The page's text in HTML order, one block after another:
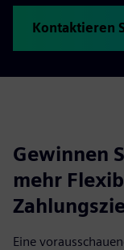
Kontaktieren
Gewinnen
mehr
Eine